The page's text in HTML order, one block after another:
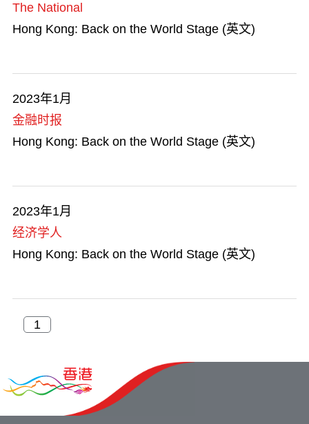
The National
Hong Kong: Back on the World Stage (英文)
2023年1月
金融时报
Hong Kong: Back on the World Stage (英文)
2023年1月
经济学人
Hong Kong: Back on the World Stage (英文)